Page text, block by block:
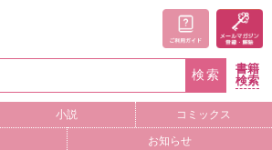
検索
書籍
検索
小説 コミックス
お知らせ